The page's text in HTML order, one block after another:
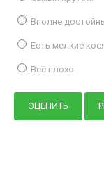
Вполне
Есть мелкие
Всё плохо